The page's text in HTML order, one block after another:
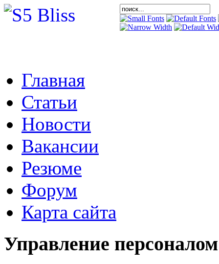
Главная
Статьи
Новости
Вакансии
Резюме
Форум
Карта сайта
Управление персоналом